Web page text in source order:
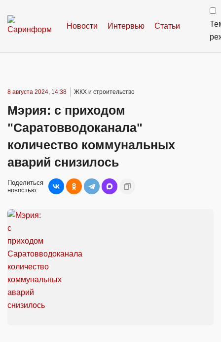
Новости Интервью Статьи
8 августа 2024, 14:38 ЖКХ и строительство
Мэрия: с приходом
"Саратовводоканала"
количество коммунальных
аварий снизилось
Поделиться
новостью: